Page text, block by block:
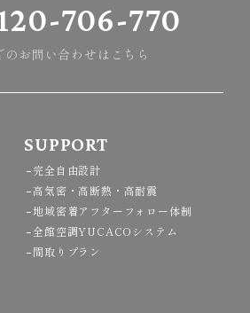
706-770
のお問い合わせはこちら
SUPPORT
完全自由設計
高気密・高断熱・高耐震
地域密着アフターフォロー体制
全館空調YUCACOシステム
間取りプラン